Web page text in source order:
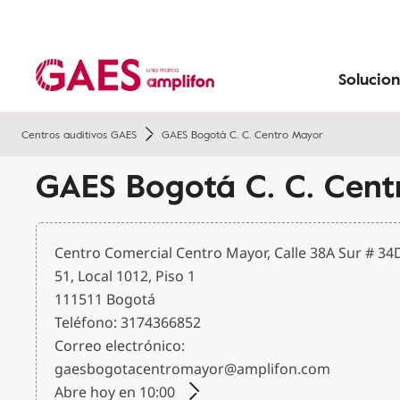
Pérdida de audición en niños
Centros auditivos GAES GAES Bogotá C. C. Centro Mayor
GAES Bogotá C. C.
Centro Comercial Centro Mayor, Calle 38A Sur #
51, Local 1012, Piso 1
111511 Bogotá
Teléfono: 3174366852
Correo electrónico:
gaesbogotacentromayor@amplifon.com
Abre hoy en 10:00